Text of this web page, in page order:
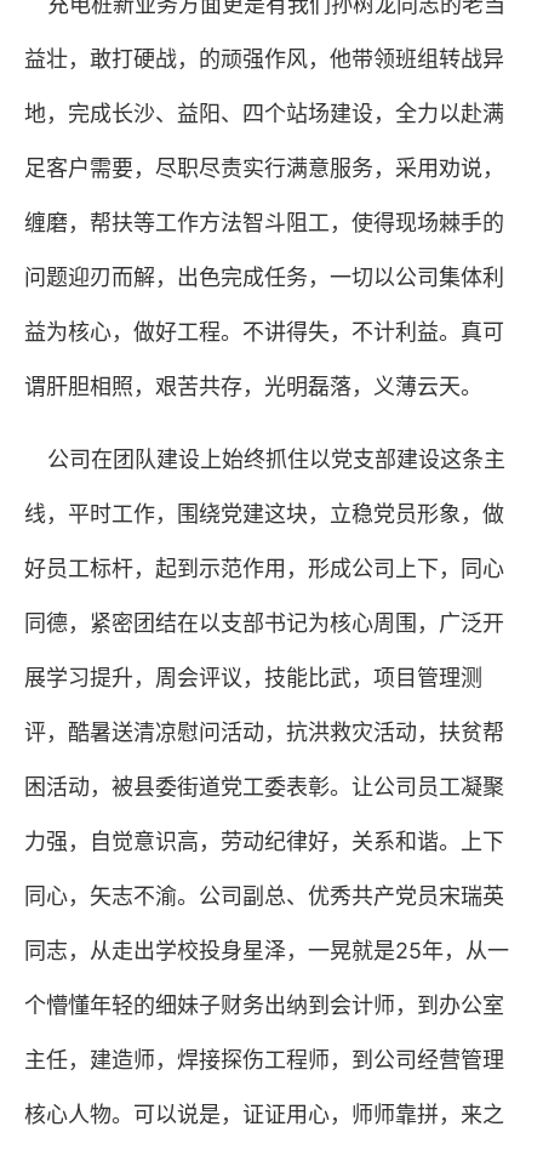
益壮，敢打硬战，的顽强作风，他带领班组转战异
地，完成长沙、益阳、四个站场建设，全力以赴满
足客户需要，尽职尽责实行满意服务，采用劝说，
缠磨，帮扶等工作方法智斗阻工，使得现场棘手的
问题迎刃而解，出色完成任务，一切以公司集体利
益为核心，做好工程。不讲得失，不计利益。真可
谓肝胆相照，艰苦共存，光明磊落，义薄云天。
公司在团队建设上始终抓住以党支部建设这条主
线，平时工作，围绕党建这块，立稳党员形象，做
好员工标杆，起到示范作用，形成公司上下，同心
同德，紧密团结在以支部书记为核心周围，广泛开
展学习提升，周会评议，技能比武，项目管理测
评，酷暑送清凉慰问活动，抗洪救灾活动，扶贫帮
困活动，被县委街道党工委表彰。让公司员工凝聚
力强，自觉意识高，劳动纪律好，关系和谐。上下
同心，矢志不渝。公司副总、优秀共产党员宋瑞英
同志，从走出学校投身星泽，一晃就是25年，从一
个懵懂年轻的细妹子财务出纳到会计师，到办公室
主任，建造师，焊接探伤工程师，到公司经营管理
核心人物。可以说是，证证用心，师师靠拼，来之